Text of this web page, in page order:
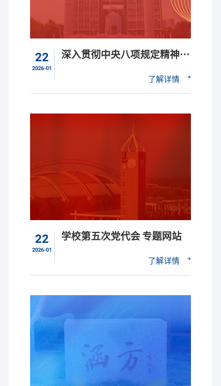
22
2026-01
深入贯彻中央八项规定精神学
了解详情
22
2026-01
学校第五次党代会 专题网站
了解详情